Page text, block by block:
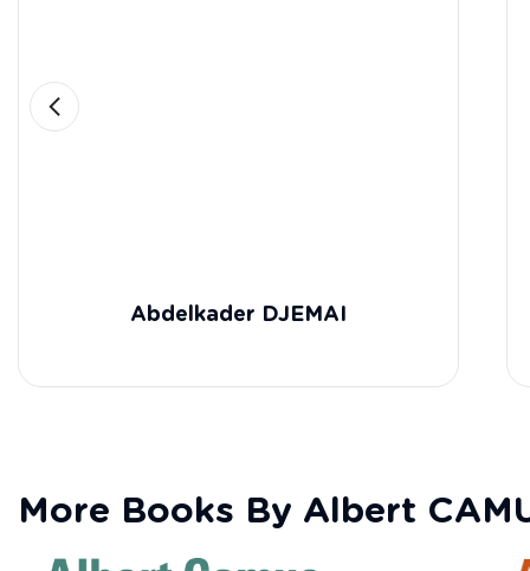
Abdelkader DJEMAI
More Books By Albert